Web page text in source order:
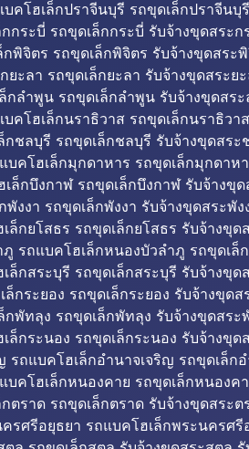
คโฮเล็กปราจีนบุรี รถขุดเล็กปราจีน
กระบี่ รถขุดเล็กกระบี่ รับจ้างขุดสระ
กพิจิตร รถขุดเล็กพิจิตร รับจ้างขุดสระ
ะลา รถขุดเล็กยะลา รับจ้างขุดสระย
กลำพูน รถขุดเล็กลำพูน รับจ้างขุดสร
คโฮเล็กนราธิวาส รถขุดเล็กนราธิว
กชลบุรี รถขุดเล็กชลบุรี รับจ้างขุดสร
คโฮเล็กมุกดาหาร รถขุดเล็กมุกดา
ล็กบึงกาฬ รถขุดเล็กบึงกาฬ รับจ้างขุ
งงา รถขุดเล็กพังงา รับจ้างขุดสระพั
ล็กยโสธร รถขุดเล็กยโสธร รับจ้างขุ
รถแบคโฮเล็กหนองบัวลำภู รถขุดเ
ล็กสระบุรี รถขุดเล็กสระบุรี รับจ้างขุ
กระยอง รถขุดเล็กระยอง รับจ้างขุด
พัทลุง รถขุดเล็กพัทลุง รับจ้างขุดสร
ล็กระนอง รถขุดเล็กระนอง รับจ้างขุ
รถแบคโฮเล็กอำนาจเจริญ รถขุดเล็
คโฮเล็กหนองคาย รถขุดเล็กหนอง
ตราด รถขุดเล็กตราด รับจ้างขุดสระ
รศรีอยุธยา รถแบคโฮเล็กพระนคร